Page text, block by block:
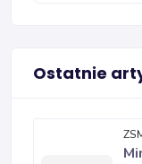
Ostatnie